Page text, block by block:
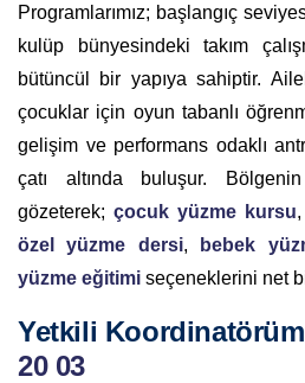
Programlarımız; başlangıç
kulüp bünyesindeki takım
bütüncül bir yapıya sahiptir.
çocuklar için oyun tabanlı
gelişim ve performans odaklı
çatı altında buluşur. Bölgenin
gözeterek; çocuk yüzme kursu,
özel yüzme dersi, bebek
yüzme eğitimi seçeneklerini net
Yetkili
20 03